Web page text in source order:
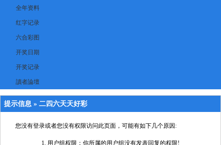
全年资料
红字记录
六合彩图
开奖日期
开奖记录
讀者論壇
提示信息 » 二四六天天好彩
您没有登录或者您没有权限访问此页面，可能有如下几个原因:
用户组权限：你所属的用户组没有发表回复的权限!